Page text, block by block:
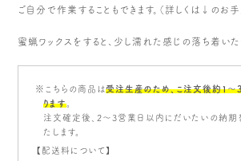
ご自分で作業することもできます。（詳しくは↓のお
蜜蝋ワックスをすると、少し濡れた感じの落ち着いた
※こちらの商品は受注生産のため、こ注文後約1〜
ります。
注文確定後、2～3営業日以内にだいたいの納期
たします。
【配送料について】